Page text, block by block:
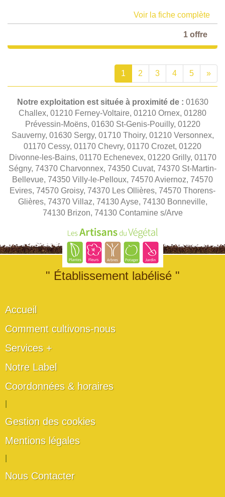
Voir la fiche complète
1 offre
1 2 3 4 5 »
Notre exploitation est située à proximité de : 01630
Challex, 01210 Ferney-Voltaire, 01210 Ornex, 01280
Prévessin-Moëns, 01630 St-Genis-Pouilly, 01220
Sauverny, 01630 Sergy, 01710 Thoiry, 01210 Versonnex,
01170 Cessy, 01170 Chevry, 01170 Crozet, 01220
Divonne-les-Bains, 01170 Echenevex, 01220 Grilly, 01170
Ségny, 74370 Charvonnex, 74350 Cuvat, 74370 St-Martin-
Bellevue, 74350 Villy-le-Pelloux, 74570 Aviernoz, 74570
Evires, 74570 Groisy, 74370 Les Ollières, 74570 Thorens-
Glières, 74370 Villaz, 74130 Ayse, 74130 Bonneville,
74130 Brizon, 74130 Contamine s/Arve
" Établissement labélisé "
Accueil
Comment cultivons-nous
Services +
Notre Label
Coordonnées & horaires
Gestion des cookies
Mentions légales
Nous Contacter